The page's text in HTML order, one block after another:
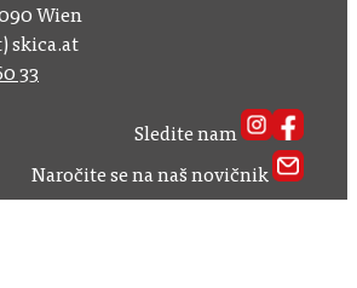
Wien
skica.at
33
Sledite nam
Naročite se na naš novičnik